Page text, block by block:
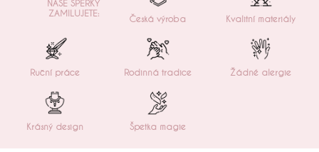
NAŠE ŠPERKY
ZAMILUJETE:
Česká výroba Kvalitní materiály
Ruční práce Rodinná tradice Žádné alergie
Krásný design Špetka magie